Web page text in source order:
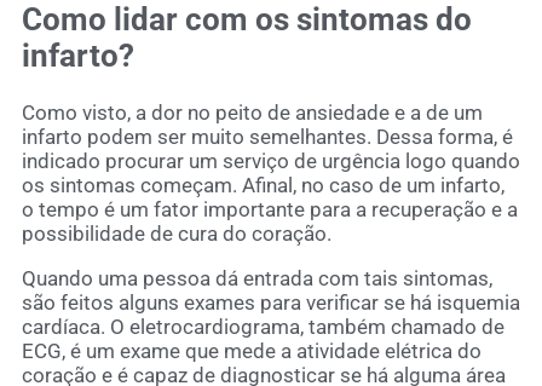
Como lidar com os sintomas do
infarto?
Como visto, a dor no peito de ansiedade e a de um
infarto podem ser muito semelhantes. Dessa forma, é
indicado procurar um serviço de urgência logo quando
os sintomas começam. Afinal, no caso de um infarto,
o tempo é um fator importante para a recuperação e a
possibilidade de cura do coração.
Quando uma pessoa dá entrada com tais sintomas,
são feitos alguns exames para verificar se há isquemia
cardíaca. O eletrocardiograma, também chamado de
ECG, é um exame que mede a atividade elétrica do
coração e é capaz de diagnosticar se há alguma área